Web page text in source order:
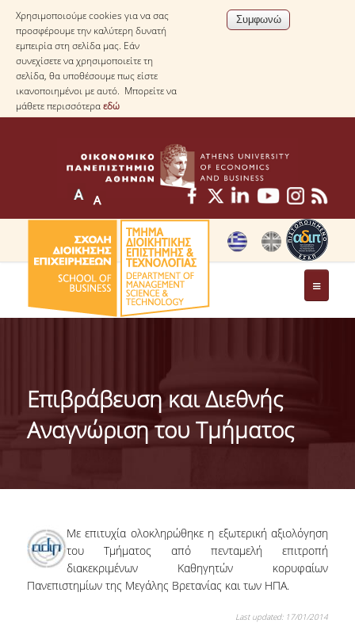
Χρησιμοποιούμε cookies για να σας
προσφέρουμε την καλύτερη δυνατή
εμπειρία στη σελίδα μας. Εάν
συνεχίσετε να χρησιμοποιείτε τη
σελίδα, θα υποθέσουμε πως είστε
ικανοποιημένοι με αυτό. Μπορείτε να
μάθετε περισσότεραεδώ
ΤΟ ΤΜΗΜΑ
ΤΑΥΤΟΤΗΤΑ ΤΟΥ ΤΜΗΜΑΤΟΣ
ΑΠΟΣΤΟΛΗ ΤΟΥ ΤΜΗΜΑΤΟΣ
ΔΙΟΙΚΗΣΗ ΤΟΥ ΤΜΗΜΑΤΟΣ
TESTIMONIALS ΔΙΑΚΡΙΣΕΩΝ
ΕΠΑΓΓΕΛΜΑΤΙΚΕΣ ΠΡΟΟΠΤΙΚΕΣ
Επιβράβευση και Διεθνής
Αναγνώριση του Τμήματος
Με επιτυχία ολοκληρώθηκε η εξωτερική αξιολόγηση
του Τμήματος από πενταμελή επιτροπή
διακεκριμένων Καθηγητών κορυφαίων
Πανεπιστημίων της Μεγάλης Βρετανίας και των ΗΠΑ.
Last updated: 17/01/2014